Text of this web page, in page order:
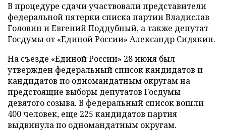
В процедуре сдачи участвовали представители
федеральной пятерки списка партии Владислав
Головин и Евгений Поддубный, а также депутат
Госдумы от «Единой России» Александр Сидякин.
На съезде «Единой России» 28 июня был
утвержден федеральный список кандидатов и
кандидатов по одномандатным округам на
предстоящие выборы депутатов Госдумы
девятого созыва. В федеральный список вошли
400 человек, еще 225 кандидатов партия
выдвинула по одномандатным округам.